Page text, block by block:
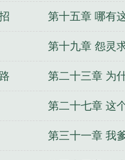
第十五章 哪有
第十九章 怨灵
第二十三章 为
第二十七章 这
第三十一章 我